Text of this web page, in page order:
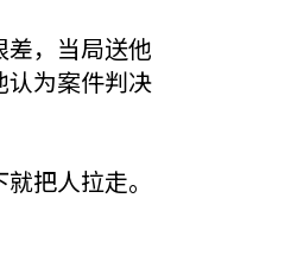
，当局送他
认为案件判决
把人拉走。